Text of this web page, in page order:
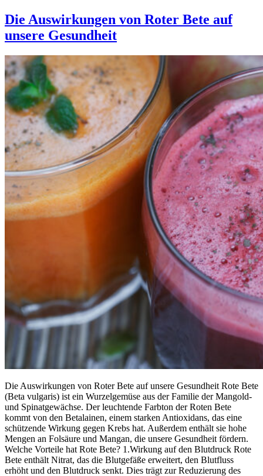
Die Auswirkungen von Roter Bete auf
unsere Gesundheit
Die Auswirkungen von Roter Bete auf unsere Gesundheit Rote Bete
(Beta vulgaris) ist ein Wurzelgemüse aus der Familie der Mangold-
und Spinatgewächse. Der leuchtende Farbton der Roten Bete
kommt von den Betalainen, einem starken Antioxidans, das eine
schützende Wirkung gegen Krebs hat. Außerdem enthält sie hohe
Mengen an Folsäure und Mangan, die unsere Gesundheit fördern.
Welche Vorteile hat Rote Bete? 1.Wirkung auf den Blutdruck Rote
Bete enthält Nitrat, das die Blutgefäße erweitert, den Blutfluss
erhöht und den Blutdruck senkt. Dies trägt zur Reduzierung des